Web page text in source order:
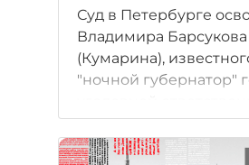
Суд в Петербурге
Владимира Барсукова
(Кумарина),
"ночной губернатор"
рейдерские захваты
городских